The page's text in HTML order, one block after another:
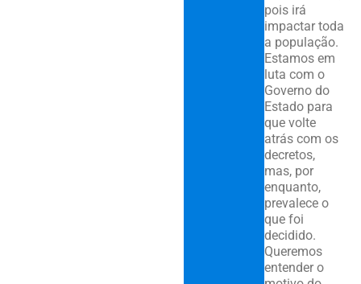
pois irá
impactar toda
a população.
Estamos em
luta com o
Governo do
Estado para
que volte
atrás com os
decretos,
mas, por
enquanto,
prevalece o
que foi
decidido.
Queremos
entender o